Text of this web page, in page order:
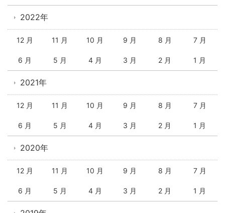
2022年
12 月 11 月 10 月 9 月 8 月 7 月
6 月 5 月 4 月 3 月 2 月 1 月
2021年
12 月 11 月 10 月 9 月 8 月 7 月
6 月 5 月 4 月 3 月 2 月 1 月
2020年
12 月 11 月 10 月 9 月 8 月 7 月
6 月 5 月 4 月 3 月 2 月 1 月